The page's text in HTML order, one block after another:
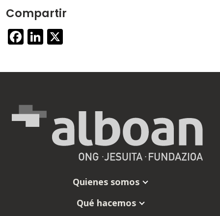
Compartir
Facebook
LinkedIn
Quienes somos
Qué hacemos